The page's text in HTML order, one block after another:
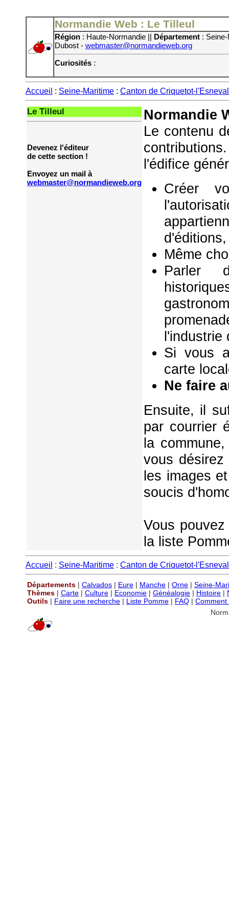
Normandie Web : Le Tilleul
Région : Haute-Normandie || Département :
Dubost - webmaster@normandieweb.org
Curiosités :
Accueil : Seine-Maritime : Canton de Criquetot-l'Esneval
Le Tilleul
Devenez l'éditeur
de cette section !
Envoyez un mail à
webmaster@normandieweb.org
Normandie
Le contenu
l'édifice
Créer
Même
Parler
l'industrie
Si vous
carte
Ne faire
Ensuite, il
par courrier
la
vous
les images
soucis
Vous
la liste
Accueil : Seine-Maritime : Canton de Criquetot-l'Esneval
Départements | Calvados | Eure | Manche | Orne | Seine-
Thèmes | Carte | Culture | Economie | Généalogie | Histoire |
Outils | Faire une recherche | Liste Pomme | FAQ | Comment